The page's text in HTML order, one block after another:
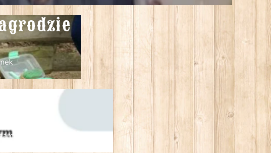
moc terapeutyczną.